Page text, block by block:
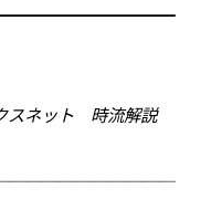
ト 時流解説